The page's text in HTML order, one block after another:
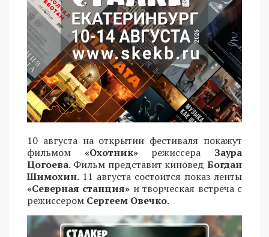
10 августа на открытии фестиваля покажут
фильмом «Охотник»режиссера Заура
Цогоева. Фильм представит киновед Богдан
Шимохин. 11 августа состоится показ ленты
«Северная станция» и творческая встреча с
режиссером Сергеем Овечко.